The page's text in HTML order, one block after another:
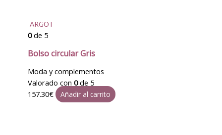
ARGOT
0de 5
Bolso circular Gris
Moda y complementos
Valorado con 0de 5
157.30€ Añadir al carrito